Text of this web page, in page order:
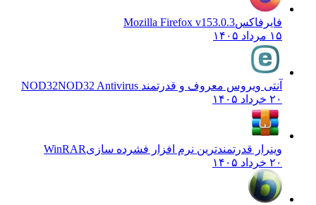
فایرفاکسMozilla Firefox v153.0.3
۱۵ مرداد ۱۴۰۵
آنتی ویروس معروف و قدرتمند NOD32 NOD32 Antivirus
۲۰ خرداد ۱۴۰۵
وینرار قدرتمندترین نرم افزار فشرده سازیWinRAR
۲۰ خرداد ۱۴۰۵